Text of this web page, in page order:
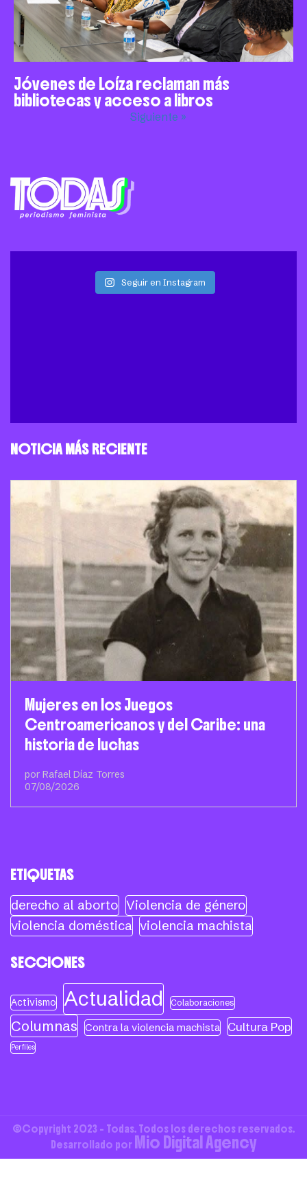
Jóvenes de Loíza reclaman más
bibliotecas y acceso a libros
Siguiente »
Seguir en Instagram
NOTICIA MÁS RECIENTE
Mujeres en los Juegos
Centroamericanos y del Caribe: una
historia de luchas
por Rafael Díaz Torres
07/08/2026
ETIQUETAS
derecho al aborto Violencia de género
violencia doméstica violencia machista
SECCIONES
Activismo Actualidad Colaboraciones
Columnas Contra la violencia machista Cultura Pop
Perfiles
©Copyright 2023 - Todas. Todos los derechos reservados.
Desarrollado por Mio Digital Agency